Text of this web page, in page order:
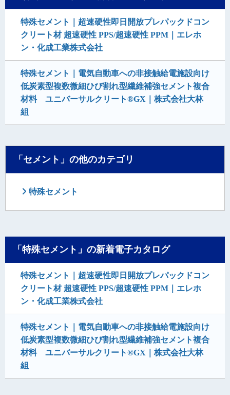
特殊セメント｜超速硬性即日開放プレパックドコン
クリート材 超速硬性 PPS/超速硬性 PPM｜エレホ
ン・化成工業株式会社
特殊セメント｜電気自動車への非接触給電施設向け
低炭素型複数微細ひび割れ型繊維補強セメント複合
材料 ユニバーサルクリート®GX｜株式会社大林
組
「セメント」の他のカテゴリ
特殊セメント
「特殊セメント」の新着電子カタログ
特殊セメント｜超速硬性即日開放プレパックドコン
クリート材 超速硬性 PPS/超速硬性 PPM｜エレホ
ン・化成工業株式会社
特殊セメント｜電気自動車への非接触給電施設向け
低炭素型複数微細ひび割れ型繊維補強セメント複合
材料 ユニバーサルクリート®GX｜株式会社大林
組